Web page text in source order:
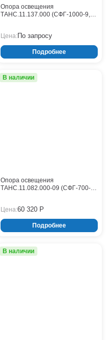
Опора освещения
ТАНС.11.137.000 (СФГ-1000-9,0-
Цена:По запросу
Подробнее
В наличии
Опора освещения
ТАНС.11.082.000-09 (СФГ-700-
Цена:60 320 Р
Подробнее
В наличии